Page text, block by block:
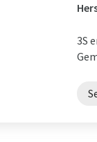
3S